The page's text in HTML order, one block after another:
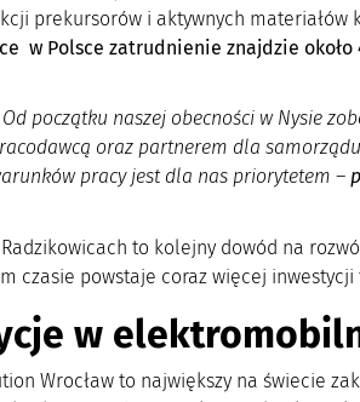
prekursorów i aktywnych
w Polsce zatrudnienie znajdzie około
Od początku naszej obecności w Nysie
oraz partnerem dla
pracy jest dla nas priorytetem –
to kolejny dowód na
czasie powstaje coraz więcej inwestycji
w
Wrocław to największy na świecie